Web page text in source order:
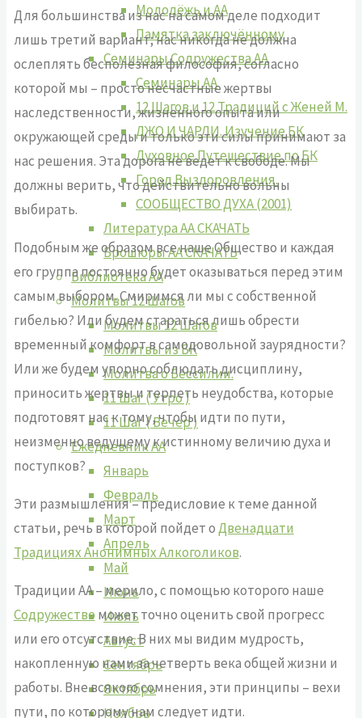
Молодёжь и АА
Памятка заключённому
Семинары Содружества АА
Семинары АА
12 Шагов и 12 Традиций с Женей М.
ДЖО И ЧАРЛИ. Изучение БК
Духовное Путешествие по БК
Город Выздоровления.
СООБЩЕСТВО ДУХА (2001)
Литература АА СКАЧАТЬ
Брошюры АА СКАЧАТЬ
Библиотека АА
Молитвы 12 Шагов
Молитвы 12 Шагов
Молитвы из БК
Молитва о Бессилии.
11 Шаг ( Утро )
11 Шаг ( Вечер )
Ежедневник АА
Январь
Февраль
Март
Апрель
Май
Июнь
Июль
Август
Сентябрь
Октябрь
Ноябрь
Для большинства из нас на самом деле подходит
лишь третий вариант; нас никогда не должна
ослеплять бесполезная философия, согласно
которой мы – просто несчастные жертвы
наследственности, жизненного опыта или
окружающей среды и только эти силы принимают за
нас решения. Эта дорога не ведет к свободе. Мы
должны верить, что действительно вольны
выбирать.
Подобным же образом все наше Общество и каждая
его группа постоянно будет оказываться перед этим
самым выбором. Смиримся ли мы с собственной
гибелью? Или будем стараться лишь обрести
временный комфорт в самодовольной заурядности?
Или же будем упорно соблюдать дисциплину,
приносить жертвы и терпеть неудобства, которые
подготовят нас к тому, чтобы идти по пути,
неизменно ведущему к истинному величию духа и
поступков?
Эти размышления – предисловие к теме данной
статьи, речь в которой пойдет оДвенадцати
Традициях Анонимных Алкоголиков.
Традиции АА – мерило, с помощью которого наше
Содружество может точно оценить свой прогресс
или его отсутствие. В них мы видим мудрость,
накопленную нами за четверть века общей жизни и
работы. Вне всякого сомнения, эти принципы – вехи
пути, по которому нам следует идти.